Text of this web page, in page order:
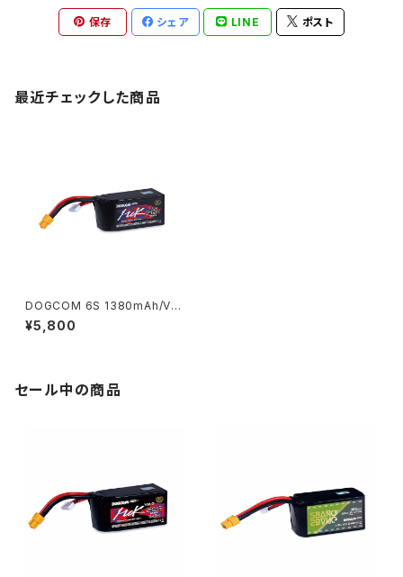
保存 シェア LINE ポスト
最近チェックした商品
DOGCOM 6S 1380mAh/V
高出力レース用 DOGCOM 13
80mAh 150C 6S 22.2V lipo
¥5,800
セール中の商品